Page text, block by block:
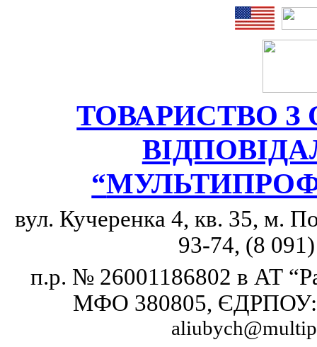
ТОВАРИСТВО
“
вул. Кучеренка 4, кв. 35, м.
93-74, (8
п.р. № 26001186802 в АТ “
МФО 380805, ЄДРПОУ:
aliubych@